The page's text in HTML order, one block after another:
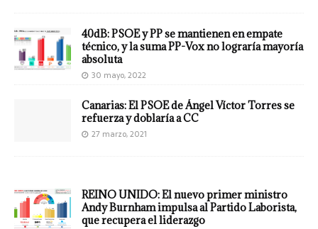
40dB: PSOE y PP se mantienen en empate
técnico, y la suma PP-Vox no lograría mayoría
absoluta
30 mayo, 2022
Canarias: El PSOE de Ángel Víctor Torres se
refuerza y doblaría a CC
27 marzo, 2021
REINO UNIDO: El nuevo primer ministro
Andy Burnham impulsa al Partido Laborista,
que recupera el liderazgo